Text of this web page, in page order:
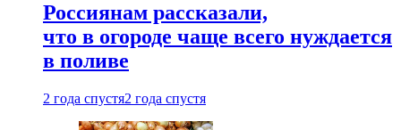
Россиянам рассказали,
что в огороде чаще всего нуждается
в поливе
2 года спустя2 года спустя